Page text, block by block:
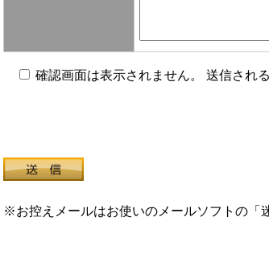
確認画面は表示されません。 送信され
※お控えメールはお使いのメールソフトの「